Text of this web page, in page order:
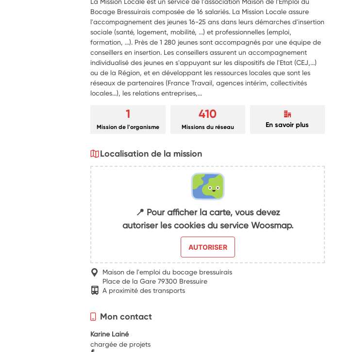
Bocage Bressuirais composée de 16 salariés. La Mission Locale assure
l'accompagnement des jeunes 16-25 ans dans leurs démarches d'insertion
sociale (santé, logement, mobilité, ...) et professionnelles (emploi,
formation, ...). Près de 1 280 jeunes sont accompagnés par une équipe de
conseillers en insertion. Les conseillers assurent un accompagnement
individualisé des jeunes en s'appuyant sur les dispositifs de l'Etat (CEJ,...)
ou de la Région, et en développant les ressources locales que sont les
réseaux de partenaires (France Travail, agences intérim, collectivités
locales...), les relations entreprises,...
1
Mission de l'organisme
410
Missions du réseau En savoir plus
Localisation de la mission
📍 Pour afficher la carte, vous devez
autoriser les cookies du service Woosmap.
AUTORISER
Maison de l'emploi du bocage bressuirais
Place de la Gare 79300 Bressuire
A proximité des transports
Mon contact
Karine Lainé
chargée de projets